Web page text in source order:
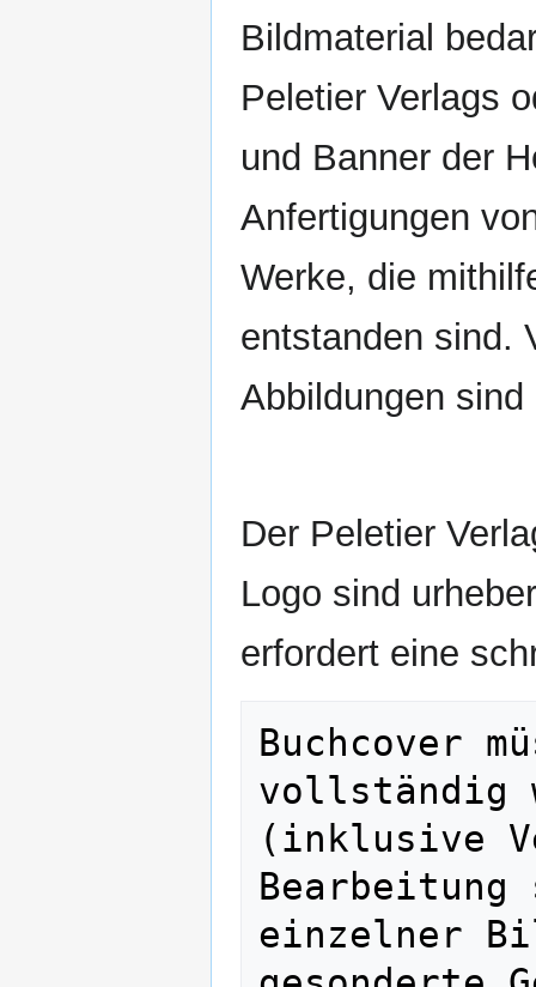
Bildmaterial
Peletier Verlags
und Banner der
Anfertigungen
Werke, die
entstanden sind.
Abbildungen
Der Peletier
Logo sind
erfordert eine
Buchcover
vollständig
(inklusive
Bearbeitung
einzelner